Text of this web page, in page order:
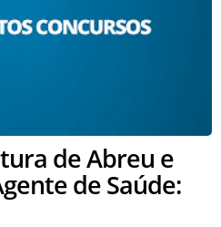
de Abreu e
de Saúde: